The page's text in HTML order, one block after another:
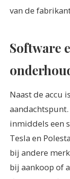
van de
Software
Naast de accu
inmiddels een
Tesla en
bij andere
bij aankoop of